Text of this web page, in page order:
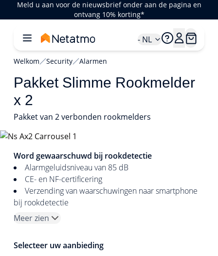
Meld u aan voor de nieuwsbrief onder aan de pagina en
ontvang 10% korting*
- NL
Welkom Security Alarmen
Pakket Slimme Rookmelder
x 2
Pakket van 2 verbonden rookmelders
Word gewaarschuwd bij rookdetectie
Alarmgeluidsniveau van 85 dB
CE- en NF-certificering
Verzending van waarschuwingen naar smartphone
bij rookdetectie
Meer zien
Selecteer uw aanbieding